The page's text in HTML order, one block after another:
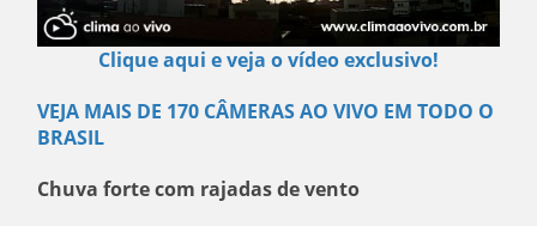
Clique aqui e veja o vídeo exclusivo!
VEJA MAIS DE 170 CÂMERAS AO VIVO EM TODO O
BRASIL
Chuva forte com rajadas de vento